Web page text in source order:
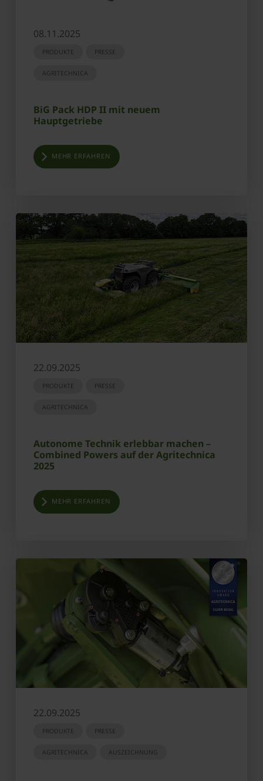
08.11.2025
PRODUKTE PRESSE
AGRITECHNICA
BiG Pack HDP II mit neuem
Hauptgetriebe
MEHR ERFAHREN
22.09.2025
PRODUKTE PRESSE
AGRITECHNICA
Autonome Technik erlebbar machen –
Combined Powers auf der Agritechnica
2025
MEHR ERFAHREN
22.09.2025
PRODUKTE PRESSE
AGRITECHNICA AUSZEICHNUNG